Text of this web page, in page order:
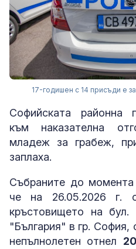
17-годишен с 14 присъди е
Софийската районна
към наказателна
младеж за грабеж,
заплаха.
Събраните до момента
че на 26.05.2026 г.
кръстовището на
"България" в гр.
непълнолетен отнел